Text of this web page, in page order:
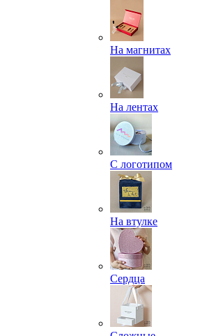
На магнитах
На лентах
С логотипом
На втулке
Сердца